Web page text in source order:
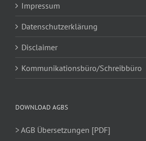
Impressum
Datenschutzerklärung
Disclaimer
Kommunikationsbüro/Schreibbüro
DOWNLOAD AGBS
> AGB Übersetzungen [PDF]